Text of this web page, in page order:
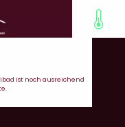
ist noch ausreichend